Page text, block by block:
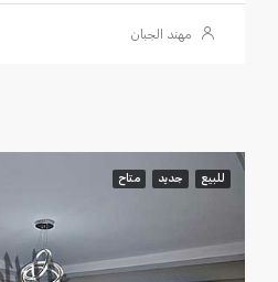
مهند الجبان
للبيع جديد متاح